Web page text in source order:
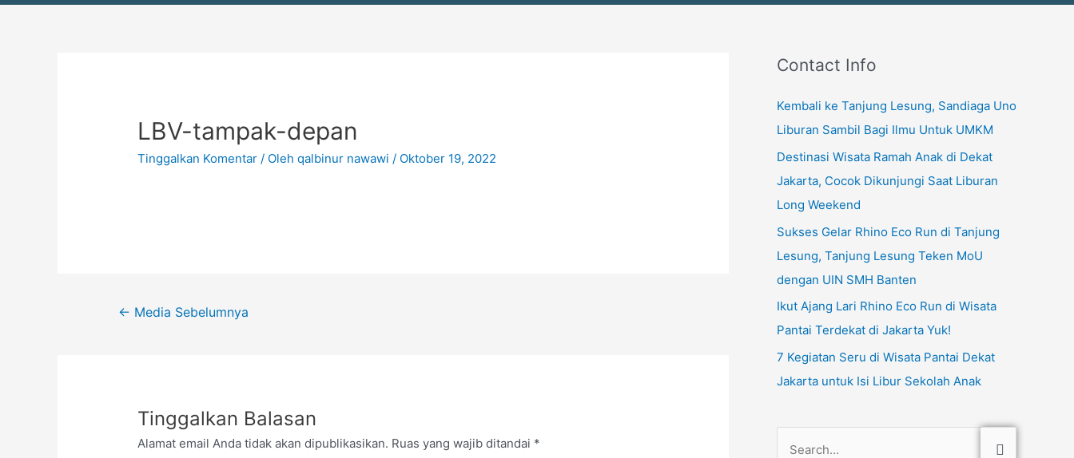
LBV-tampak-depan
Tinggalkan Komentar / Olehqalbinur nawawi/ Oktober 19, 2022
← Media Sebelumnya
Tinggalkan Balasan
Alamat email Anda tidak akan dipublikasikan. Ruas yang wajib ditandai *
Contact Info
Kembali ke Tanjung Lesung, Sandiaga Uno
Liburan Sambil Bagi Ilmu Untuk UMKM
Destinasi Wisata Ramah Anak di Dekat
Jakarta, Cocok Dikunjungi Saat Liburan
Long Weekend
Sukses Gelar Rhino Eco Run di Tanjung
Lesung, Tanjung Lesung Teken MoU
dengan UIN SMH Banten
Ikut Ajang Lari Rhino Eco Run di Wisata
Pantai Terdekat di Jakarta Yuk!
7 Kegiatan Seru di Wisata Pantai Dekat
Jakarta untuk Isi Libur Sekolah Anak